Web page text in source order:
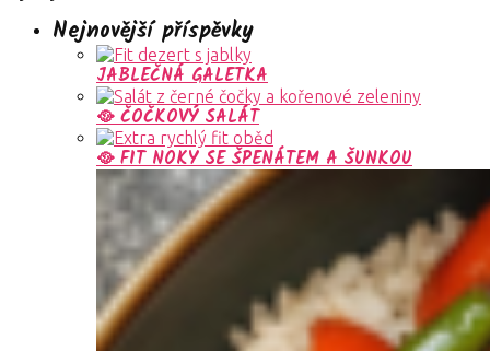
Nejnovější příspěvky
JABLEČNÁ GALETKA
🥘 ČOČKOVÝ SALÁT
🥘 FIT NOKY SE ŠPENÁTEM A ŠUNKOU